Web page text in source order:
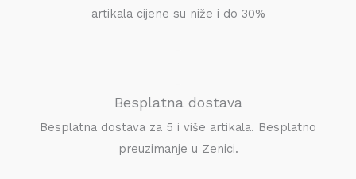
artikala cijene su niže i do 30%
Besplatna dostava
Besplatna dostava za 5 i više artikala. Besplatno
preuzimanje u Zenici.